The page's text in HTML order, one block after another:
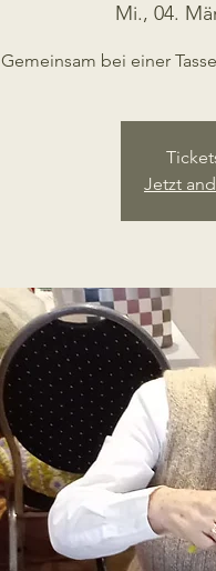
Mi., 04.
Gemeinsam bei einer
Jetzt